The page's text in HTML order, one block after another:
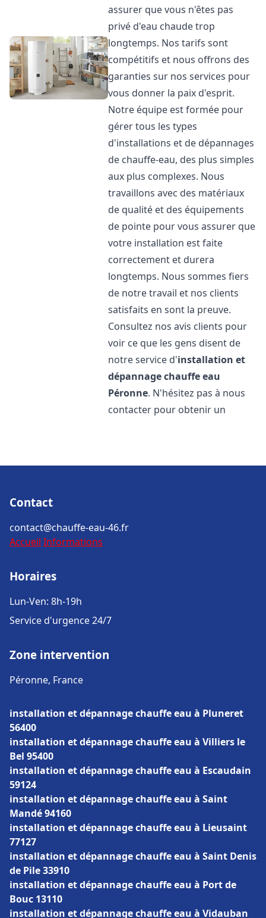
assurer que vous n'êtes pas
privé d'eau chaude trop
longtemps. Nos tarifs sont
compétitifs et nous offrons des
garanties sur nos services pour
vous donner la paix d'esprit.
Notre équipe est formée pour
gérer tous les types
d'installations et de dépannages
de chauffe-eau, des plus simples
aux plus complexes. Nous
travaillons avec des matériaux
de qualité et des équipements
de pointe pour vous assurer que
votre installation est faite
correctement et durera
longtemps. Nous sommes fiers
de notre travail et nos clients
satisfaits en sont la preuve.
Consultez nos avis clients pour
voir ce que les gens disent de
notre service d'installation et
dépannage chauffe eau
Péronne. N'hésitez pas à nous
contacter pour obtenir un
Contact
contact@chauffe-eau-46.fr
Accueil Informations
Horaires
Lun-Ven: 8h-19h
Service d'urgence 24/7
Zone intervention
Péronne, France
installation et dépannage chauffe eau à Pluneret
56400
installation et dépannage chauffe eau à Villiers le
Bel 95400
installation et dépannage chauffe eau à Escaudain
59124
installation et dépannage chauffe eau à Saint
Mandé 94160
installation et dépannage chauffe eau à Lieusaint
77127
installation et dépannage chauffe eau à Saint Denis
de Pile 33910
installation et dépannage chauffe eau à Port de
Bouc 13110
installation et dépannage chauffe eau à Vidauban